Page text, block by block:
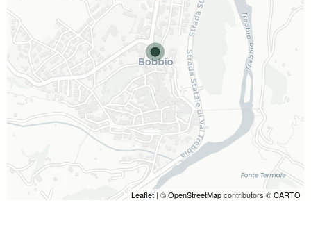
Leaflet | ©OpenStreetMapcontributors ©CARTO